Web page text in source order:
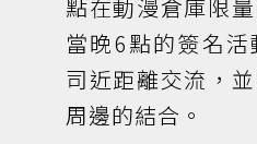
點在動漫倉庫限
當晚6點的簽名
司近距離交流，
周邊的結合。